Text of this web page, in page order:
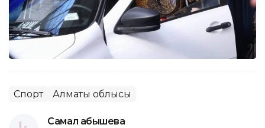
Спорт Алматы облысы
Самал Қабышева